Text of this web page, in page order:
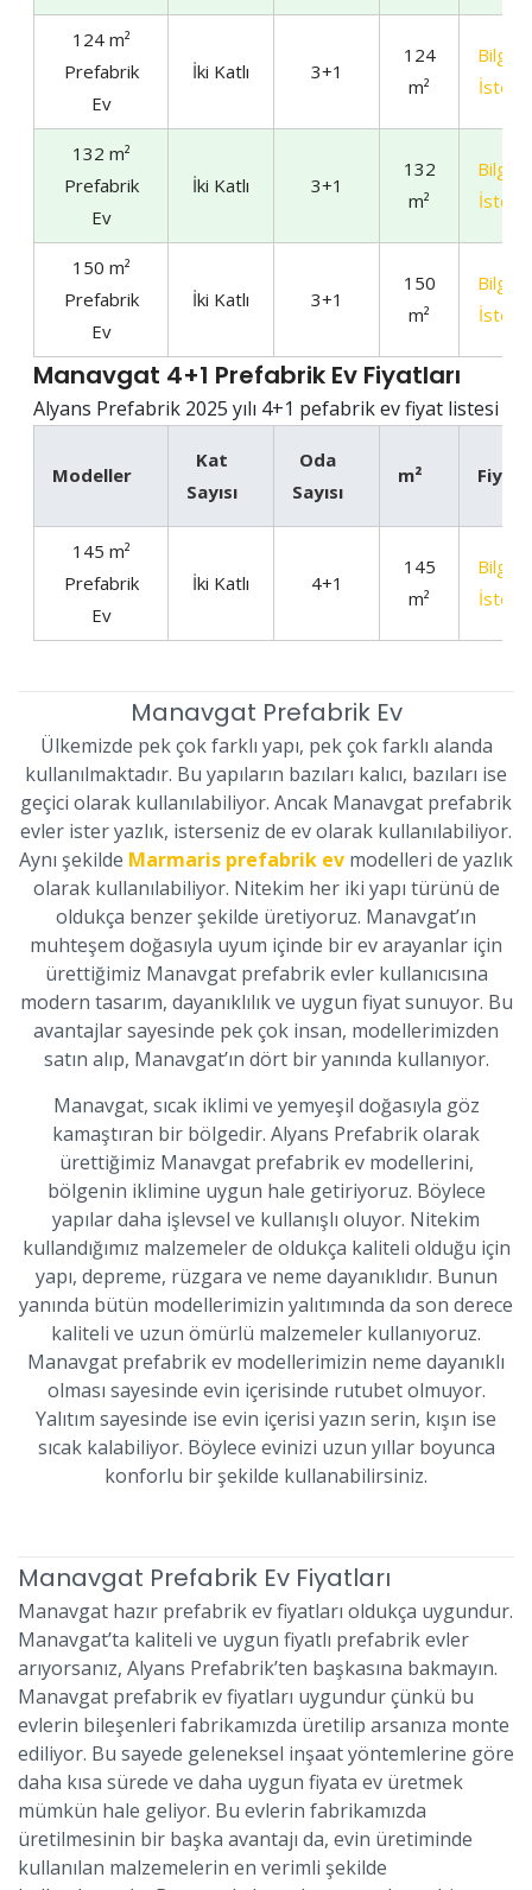
124 m²
Prefabrik
Ev
İki Katlı 3+1
124
m²
Bilgi
İste
132 m²
Prefabrik
Ev
İki Katlı 3+1
132
m²
Bilgi
İste
150 m²
Prefabrik
Ev
İki Katlı 3+1
150
m²
Bilgi
İste
Manavgat 4+1 Prefabrik Ev Fiyatları
Alyans Prefabrik 2025 yılı 4+1 pefabrik ev fiyat listesi
Modeller
Kat
Sayısı
Oda
Sayısı
m² Fiyat
145 m²
Prefabrik
Ev
İki Katlı 4+1
145
m²
Bilgi
İste
Manavgat Prefabrik Ev
Ülkemizde pek çok farklı yapı, pek çok farklı alanda
kullanılmaktadır. Bu yapıların bazıları kalıcı, bazıları ise
geçici olarak kullanılabiliyor. Ancak Manavgat prefabrik
evler ister yazlık, isterseniz de ev olarak kullanılabiliyor.
Aynı şekilde Marmaris prefabrik ev modelleri de yazlık
olarak kullanılabiliyor. Nitekim her iki yapı türünü de
oldukça benzer şekilde üretiyoruz. Manavgat’ın
muhteşem doğasıyla uyum içinde bir ev arayanlar için
ürettiğimiz Manavgat prefabrik evler kullanıcısına
modern tasarım, dayanıklılık ve uygun fiyat sunuyor. Bu
avantajlar sayesinde pek çok insan, modellerimizden
satın alıp, Manavgat’ın dört bir yanında kullanıyor.
Manavgat, sıcak iklimi ve yemyeşil doğasıyla göz
kamaştıran bir bölgedir. Alyans Prefabrik olarak
ürettiğimiz Manavgat prefabrik ev modellerini,
bölgenin iklimine uygun hale getiriyoruz. Böylece
yapılar daha işlevsel ve kullanışlı oluyor. Nitekim
kullandığımız malzemeler de oldukça kaliteli olduğu için
yapı, depreme, rüzgara ve neme dayanıklıdır. Bunun
yanında bütün modellerimizin yalıtımında da son derece
kaliteli ve uzun ömürlü malzemeler kullanıyoruz.
Manavgat prefabrik ev modellerimizin neme dayanıklı
olması sayesinde evin içerisinde rutubet olmuyor.
Yalıtım sayesinde ise evin içerisi yazın serin, kışın ise
sıcak kalabiliyor. Böylece evinizi uzun yıllar boyunca
konforlu bir şekilde kullanabilirsiniz.
Manavgat Prefabrik Ev Fiyatları
Manavgat hazır prefabrik ev fiyatları oldukça uygundur.
Manavgat’ta kaliteli ve uygun fiyatlı prefabrik evler
arıyorsanız, Alyans Prefabrik’ten başkasına bakmayın.
Manavgat prefabrik ev fiyatları uygundur çünkü bu
evlerin bileşenleri fabrikamızda üretilip arsanıza monte
ediliyor. Bu sayede geleneksel inşaat yöntemlerine göre
daha kısa sürede ve daha uygun fiyata ev üretmek
mümkün hale geliyor. Bu evlerin fabrikamızda
üretilmesinin bir başka avantajı da, evin üretiminde
kullanılan malzemelerin en verimli şekilde